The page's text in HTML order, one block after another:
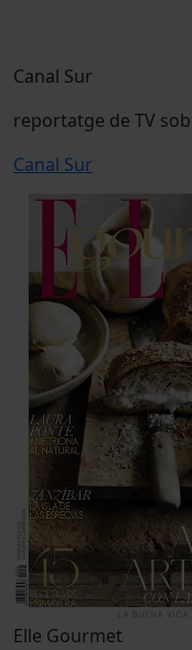
Canal Sur
reportatge de TV
Canal Sur
Elle Gourmet